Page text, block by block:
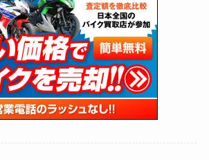
(5)
(12)
(63)
(6)
(5)
(47)
(254)
(204)
(33)
(34)
(35)
(41)
(16) (13)
(19)
(12)
(16)